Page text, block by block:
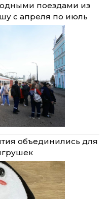
поездами из
с апреля по июль
объединились для